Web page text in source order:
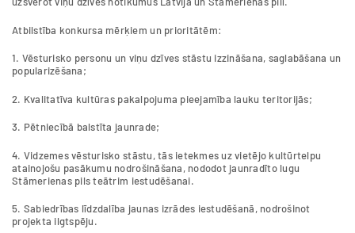
Atbilstība konkursa mērķiem un prioritātēm:
1. Vēsturisko personu un viņu dzīves stāstu izzināšana, saglabāšana un
popularizēšana;
2. Kvalitatīva kultūras pakalpojuma pieejamība lauku teritorijās;
3. Pētniecībā balstīta jaunrade;
4. Vidzemes vēsturisko stāstu, tās ietekmes uz vietējo kultūrtelpu
atainojošu pasākumu nodrošināšana, nododot jaunradīto lugu
Stāmerienas pils teātrim iestudēšanai.
5. Sabiedrības līdzdalība jaunas izrādes iestudēšanā, nodrošinot
projekta ilgtspēju.